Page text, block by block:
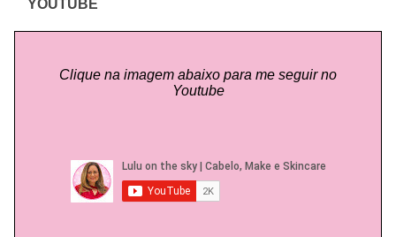
YOUTUBE
Clique na imagem abaixo para me seguir no
Youtube